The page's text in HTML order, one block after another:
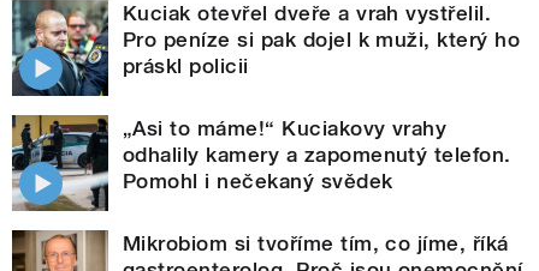
Kuciak otevřel dveře a vrah vystřelil.
Pro peníze si pak dojel k muži, který ho
práskl policii
„Asi to máme!“ Kuciakovy vrahy
odhalily kamery a zapomenutý telefon.
Pomohl i nečekaný svědek
Mikrobiom si tvoříme tím, co jíme, říká